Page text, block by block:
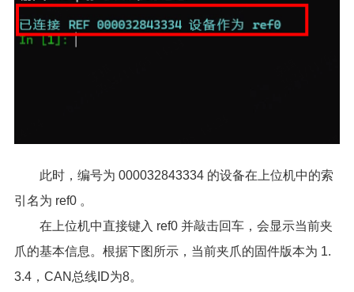
此时，编号为 000032843334 的设备在上位机中的索
引名为 ref0 。
在上位机中直接键入 ref0 并敲击回车，会显示当前夹
爪的基本信息。根据下图所示，当前夹爪的固件版本为 1.
3.4，CAN总线ID为8。